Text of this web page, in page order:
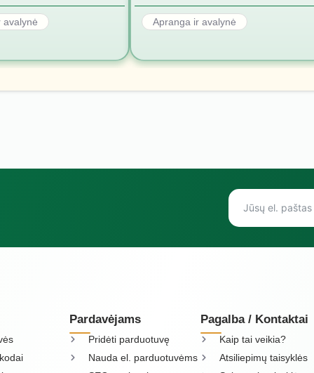
avalynė Apranga ir avalynė
Pardavėjams
Pridėti parduotuvę
Nauda el. parduotuvėms
Pagalba / Kontaktai
Kaip tai veikia?
Atsiliepimų taisyklės